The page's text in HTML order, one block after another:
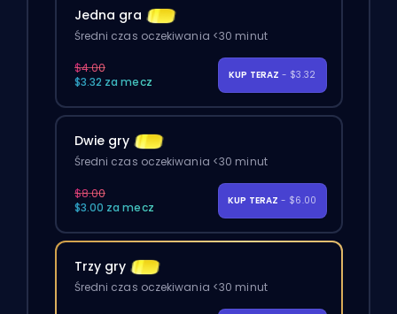
Jedna gra
Średni czas oczekiwania <30 minut
$4.00
$3.32 za mecz
KUP TERAZ - $3.32
Dwie gry
Średni czas oczekiwania <30 minut
$8.00
$3.00 za mecz
KUP TERAZ - $6.00
Trzy gry
Średni czas oczekiwania <30 minut